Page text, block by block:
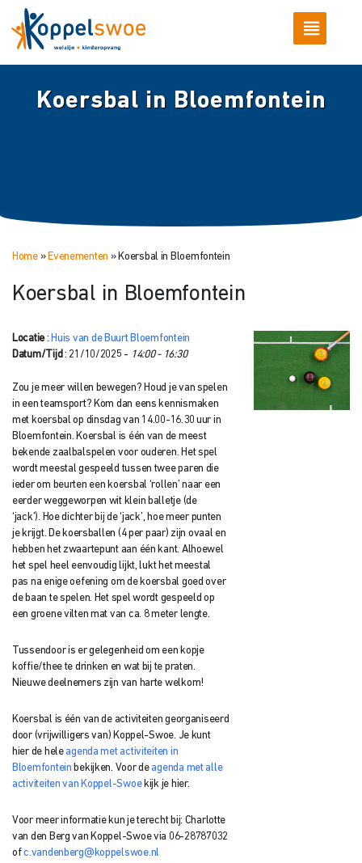
Koersbal in Bloemfontein
Home» Evenementen » Koersbal in Bloemfontein
Koersbal in Bloemfontein
Locatie : Huis van de Buurt Bloemfontein
Datum/Tijd : 21/10/2025 - 14:00 - 16:30
Zou je meer willen bewegen? Houd je van spelen
in een teamsport? Kom dan eens kennismaken
met koersbal op dinsdag van 14.00-16.30 uur in
Bloemfontein. Koersbal is één van de meest
bekende zaalbalspelen voor ouderen. Het spel
wordt meestal gespeeld tussen twee paren die
ieder om beurten een koersbal ‘rollen’ naar een
eerder weggeworpen wit klein balletje (de
‘jack’). Hoe dichter bij de ‘jack’, hoe meer punten
je krijgt. De koersballen (4 per paar) zijn ovaal en
hebben het zwaartepunt aan één kant. Alhoewel
het spel heel eenvoudig lijkt, lukt het meestal
pas na enige oefening om de koersbal goed over
de baan te spelen. Het spel wordt gespeeld op
een groene vilten mat van ca. 8 meter lengte.
Tussendoor is er gelegenheid om een kopje
koffie/thee te drinken en wat bij te praten.
Nieuwe deelnemers zijn van harte welkom!
Koersbal is één van de activiteiten georganiseerd
door (vrijwilligers van) Koppel-Swoe. Je kunt
hier de hele agenda met activiteiten in
Bloemfontein bekijken. Voor de agenda met alle
activiteiten van Koppel-Swoekijk je hier.
Voor meer informatie kun je terecht bij: Charlotte
van den Berg van Koppel-Swoe via 06-28787032
ofc.vandenberg@koppelswoe.nl